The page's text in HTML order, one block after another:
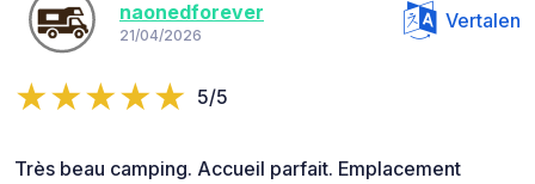
naonedforever
21/04/2026
Vertalen
5/5
Très beau camping. Accueil parfait. Emplacement